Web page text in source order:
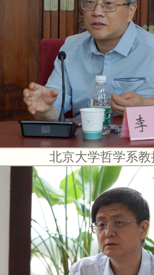
北京大学哲学系教